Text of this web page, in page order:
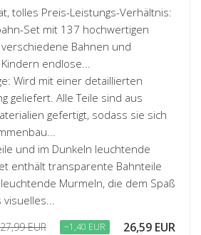
tolles Preis-Leistungs-Verhältnis:
Set mit 137 hochwertigen
Bahnen und
endlose...
Wird mit einer detaillierten
geliefert. Alle Teile sind aus
gefertigt, sodass sie sich
und im Dunkeln leuchtende
enthält transparente Bahnteile
Murmeln, die dem Spaß
27,99 EUR −1,40 EUR 26,59 EUR